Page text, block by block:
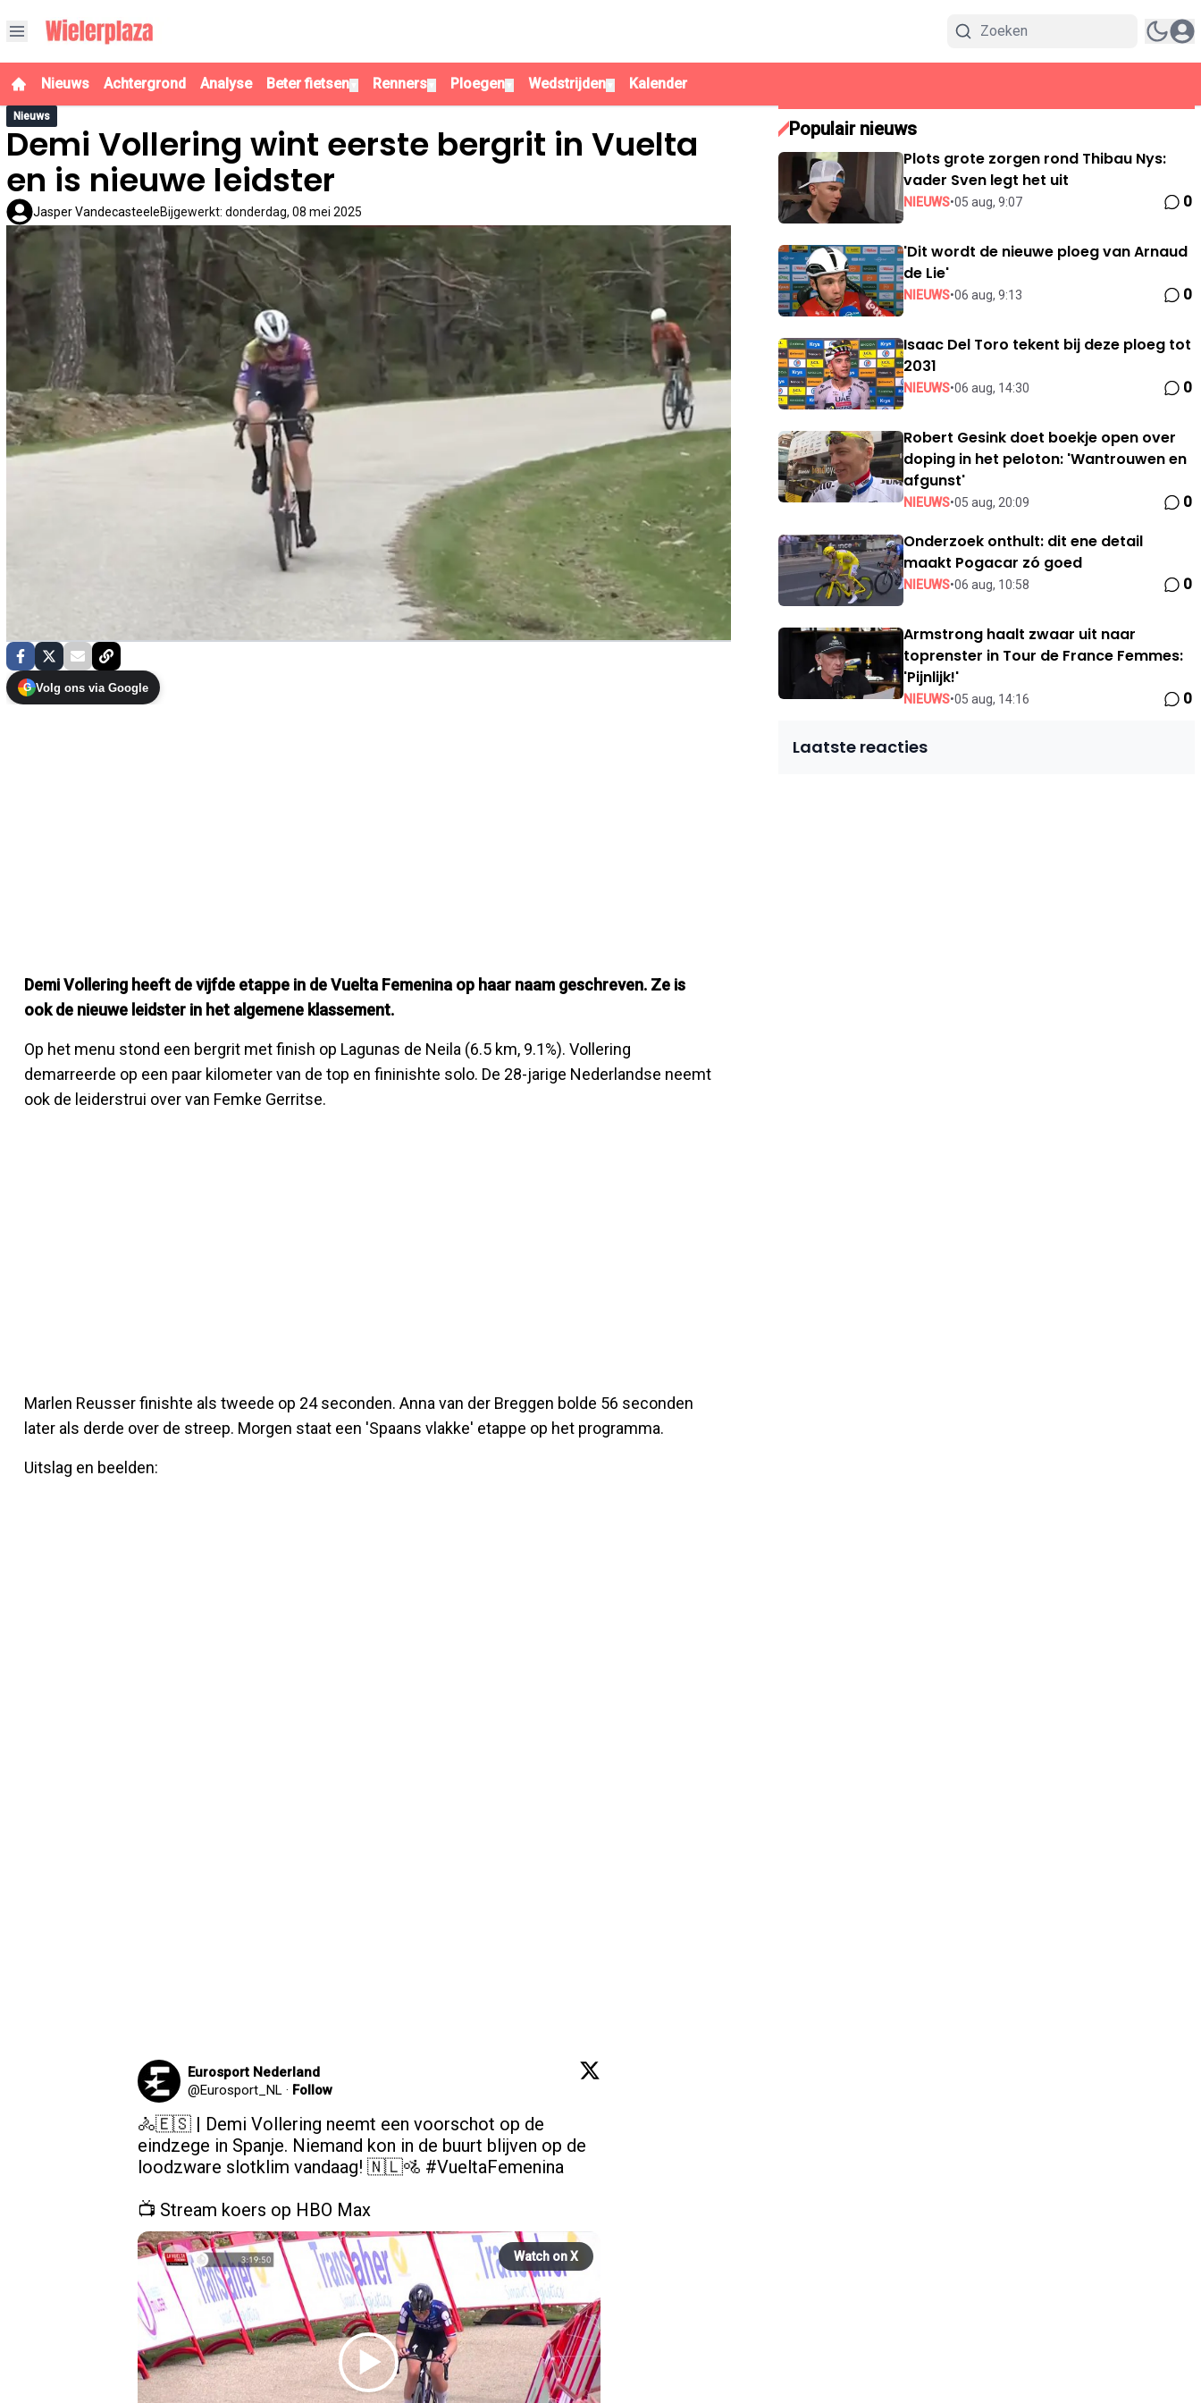
Nieuws Achtergrond Analyse Beter fietsen Renners Ploegen Wedstrijden Kalender
Nieuws
Demi Vollering wint eerste bergrit in Vuelta
en is nieuwe leidster
Jasper VandecasteeleBijgewerkt: donderdag, 08 mei 2025
G Volg ons via Google
Demi Vollering heeft de vijfde etappe in de Vuelta Femenina op haar naam geschreven. Ze is
ook de nieuwe leidster in het algemene klassement.
Op het menu stond een bergrit met finish op Lagunas de Neila (6.5 km, 9.1%). Vollering
demarreerde op een paar kilometer van de top en fininishte solo. De 28-jarige Nederlandse neemt
ook de leiderstrui over van Femke Gerritse.
Marlen Reusser finishte als tweede op 24 seconden. Anna van der Breggen bolde 56 seconden
later als derde over de streep. Morgen staat een 'Spaans vlakke' etappe op het programma.
Uitslag en beelden:
Eurosport Nederland
@Eurosport_NL · Follow
🚴🇪🇸 | Demi Vollering neemt een voorschot op de
eindzege in Spanje. Niemand kon in de buurt blijven op de
loodzware slotklim vandaag! 🇳🇱🚵 #VueltaFemenina
📺 Stream koers op HBO Max
Watch on X
Populair nieuws
Plots grote zorgen rond Thibau Nys:
vader Sven legt het uit
NIEUWS•05 aug, 9:07 0
'Dit wordt de nieuwe ploeg van Arnaud
de Lie'
NIEUWS•06 aug, 9:13 0
Isaac Del Toro tekent bij deze ploeg tot
2031
NIEUWS•06 aug, 14:30 0
Robert Gesink doet boekje open over
doping in het peloton: 'Wantrouwen en
afgunst'
NIEUWS•05 aug, 20:09 0
Onderzoek onthult: dit ene detail
maakt Pogacar zó goed
NIEUWS•06 aug, 10:58 0
Armstrong haalt zwaar uit naar
toprenster in Tour de France Femmes:
'Pijnlijk!'
NIEUWS•05 aug, 14:16 0
Laatste reacties